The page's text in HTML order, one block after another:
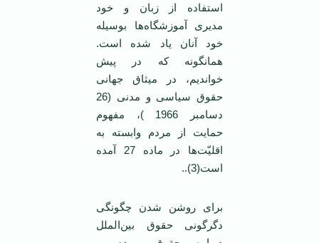
استفاده از زبان و خود
مدیری آموزشگاه‌ها بوسیله
خود آنان یاد شده است.
همانگونه که در پیش
خواندیم، در میثاق جهانی
حقوق سیاسی و مدنی (26
دسامبر 1966 )، مفهوم
حمایت از مردم وابسته به
اقلیّت‌ها در ماده 27 آمده
است(3)..
برای روشن شدن چگونگی
دگرگونی حقوق بین‌الملل